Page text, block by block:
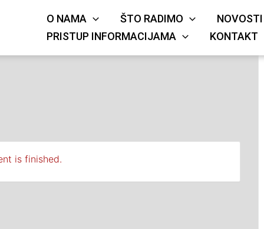
O NAMA ŠTO RADIMO
NOVOSTI
PRISTUP INFORMACIJAMA
KONTAKT
is finished.